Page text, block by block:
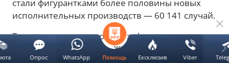
стали фигурантками более половины новых
исполнительных производств — 60 141 случай.
Так, антирекорд этого года зафиксировали в
Николаевской области. Женщина 1952 года
Помощь Ексклюзив Viber
Опрос WhatsApp